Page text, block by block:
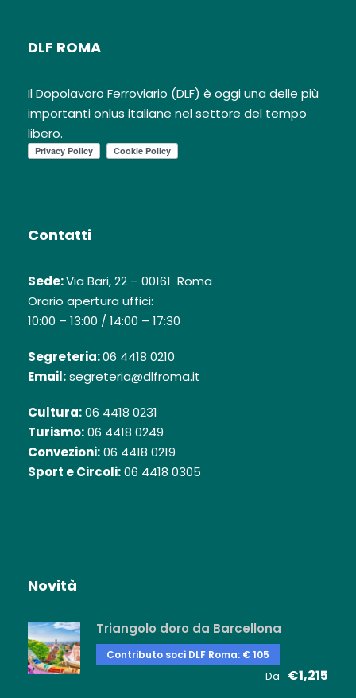
DLF ROMA
Il Dopolavoro Ferroviario (DLF) è oggi una delle più
importanti onlus italiane nel settore del tempo
libero.
Contatti
Sede:Via Bari, 22 – 00161 Roma
Orario apertura uffici:
10:00 – 13:00 / 14:00 – 17:30
Segreteria:06 4418 0210
Email:segreteria@dlfroma.it
Cultura:06 4418 0231
Turismo:06 4418 0249
Convezioni:06 4418 0219
Sport e Circoli:06 4418 0305
Novità
Triangolo doro da Barcellona
Contributo soci DLF Roma: € 105
Da €1,215